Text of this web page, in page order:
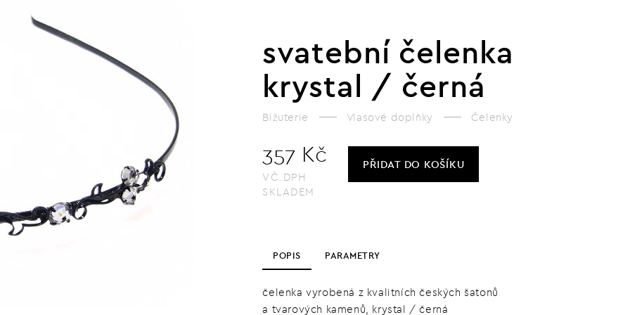
svatební čelenka
krystal / černá
Bižuterie Vlasové doplňky Čelenky
357 Kč
VČ.DPH
SKLADEM
PŘIDATDO KOŠÍKU
POPIS PARAMETRY
čelenka vyrobená z kvalitních českých šatonů
a tvarových kamenů, krystal / černá